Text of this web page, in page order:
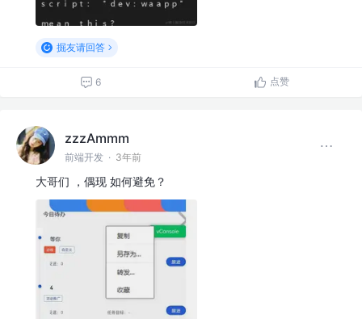
掘友请回答
6 点赞
zzzAmmm
前端开发 · 3年前
大哥们 ，偶现 如何避免？